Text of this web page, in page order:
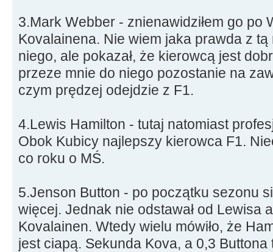
3.Mark Webber - znienawidziłem go po
Kovalainena. Nie wiem jaka prawda z
niego, ale pokazał, że kierowcą jest
przeze mnie do niego pozostanie na
czym prędzej odejdzie z F1.
4.Lewis Hamilton - tutaj natomiast
Obok Kubicy najlepszy kierowca F1.
co roku o MŚ.
5.Jenson Button - po początku sezonu
więcej. Jednak nie odstawał od Lewisa
Kovalainen. Wtedy wielu mówiło, że
jest ciapą. Sekunda Kova, a 0,3